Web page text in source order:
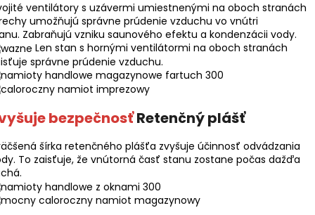
ventilátory s uzávermi umiestnenými na oboch stranách
umožňujú správne prúdenie vzduchu vo vnútri
Zabraňujú vzniku saunového efektu a kondenzácii vody.
Len stan s hornými ventilátormi na oboch stranách
správne prúdenie vzduchu.
bezpečnosťRetenčný plášť
šírka retenčného plášťa zvyšuje účinnosť odvádzania
To zaisťuje, že vnútorná časť stanu zostane počas dažďa